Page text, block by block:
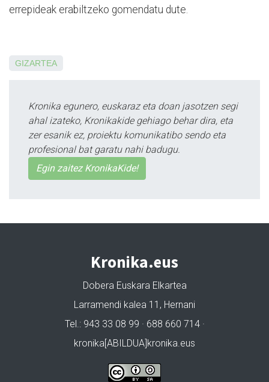
errepideak erabiltzeko gomendatu dute.
GIZARTEA
Kronika egunero, euskaraz eta doan jasotzen segi
ahal izateko, Kronikakide gehiago behar dira, eta
zer esanik ez, proiektu komunikatibo sendo eta
profesional bat garatu nahi badugu.
Egin zaitez KronikaKide!
Kronika.eus
Dobera Euskara Elkartea
Larramendi kalea 11, Hernani
Tel.: 943 33 08 99 · 688 660 714 ·
kronika[ABILDUA]kronika.eus